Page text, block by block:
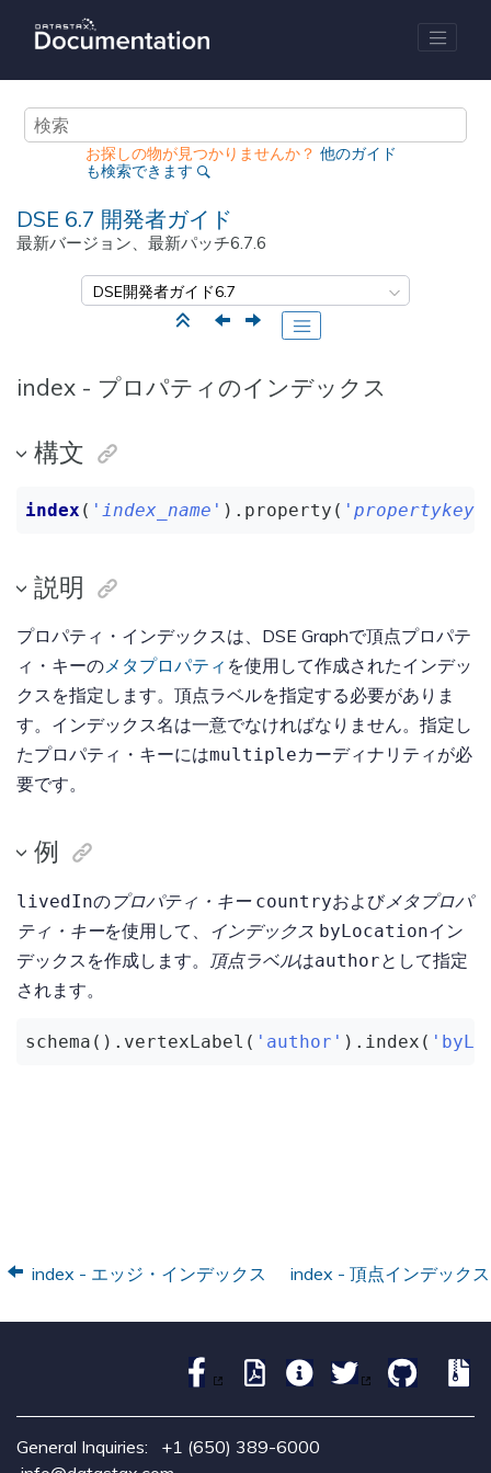
メインコンテンツにジャンプ
お探しの物が見つかりませんか？他のガイド
も検索できます
DSE 6.7 開発者ガイド
最新バージョン、最新パッチ6.7.6
index - プロパティのインデックス
構文
index ( ' index_name ' ).property( '
説明
プロパティ・インデックスは、DSE Graphで頂点プロパテ
ィ・キーの メタプロパティ を使用して作成されたインデッ
クスを指定します。頂点ラベルを指定する必要がありま
す。インデックス名は一意でなければなりません。指定し
たプロパティ・キーにはmultipleカーディナリティが必
要です。
例
livedInのプロパティ・キー countryおよびメタプロパ
ティ・キーを使用して、 インデックス byLocationイン
デックスを作成します。
頂点ラベルはauthorとして指定
されます。
schema().vertexLabel( 'author' ).index(
index - エッジ・インデックス index - 頂点インデックス
General Inquiries: +1 (650) 389-6000